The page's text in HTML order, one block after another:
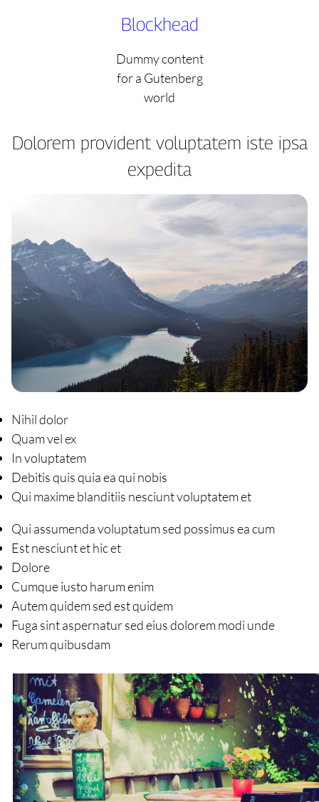
Blockhead
Dummy content
for a Gutenberg
world
Dolorem provident voluptatem iste ipsa
expedita
Nihil dolor
Quam vel ex
In voluptatem
Debitis quis quia ea qui nobis
Qui maxime blanditiis nesciunt voluptatem et
Qui assumenda voluptatum sed possimus ea cum
Est nesciunt et hic et
Dolore
Cumque iusto harum enim
Autem quidem sed est quidem
Fuga sint aspernatur sed eius dolorem modi unde
Rerum quibusdam